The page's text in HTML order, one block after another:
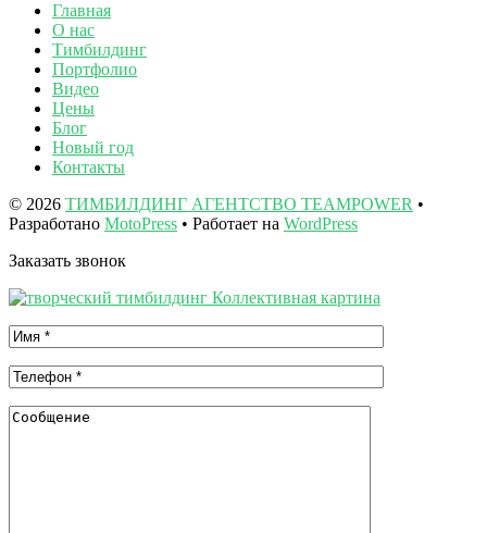
Главная
О нас
Тимбилдинг
Портфолио
Видео
Цены
Блог
Новый год
Контакты
© 2026 ТИМБИЛДИНГ АГЕНТСТВО TEAMPOWER •
Разработано MotoPress • Работает на WordPress
Заказать звонок